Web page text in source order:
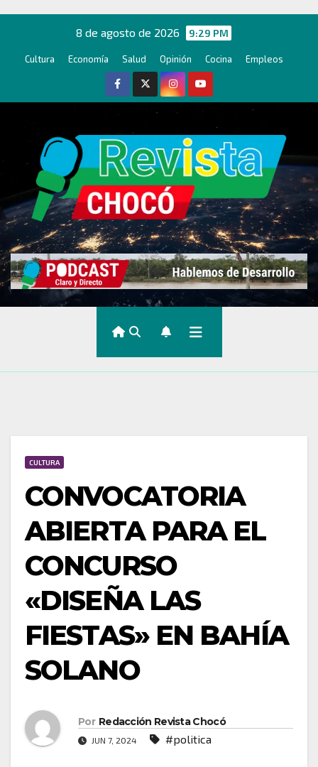
contenido
8 de agosto de 2026 9:29 PM
Cultura Economía Salud Opinión Cocina Empleos
CULTURA
CONVOCATORIA
ABIERTA PARA EL
CONCURSO
«DISEÑA LAS
FIESTAS» EN BAHÍA
SOLANO
Por Redacción Revista Chocó
JUN 7, 2024 #politica